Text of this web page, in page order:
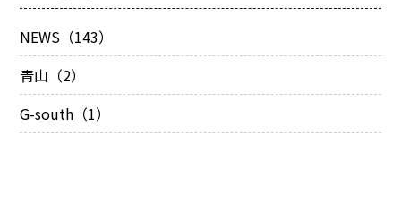
NEWS（143）
青山（2）
G-south（1）